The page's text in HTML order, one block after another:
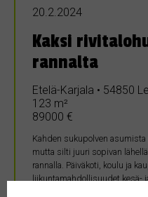
20.2.2024
Kaksi
rannalta
Etelä-Karjala • 54850
123 m²
89000 €
Kahden sukupolven
mutta silti juuri sopivan
rannalla. Päiväkoti, koulu ja
liikuntamahdollisuudet kesä-